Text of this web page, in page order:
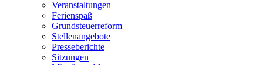
Veranstaltungen
Ferienspaß
Grundsteuerreform
Stellenangebote
Presseberichte
Sitzungen